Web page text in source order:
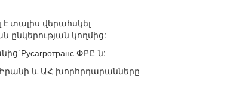
տալիս վերահսկել
ընկերության կողմից:
ՓԲԸ-ն:
Իրանի և ԱՀ խորհրդարանները